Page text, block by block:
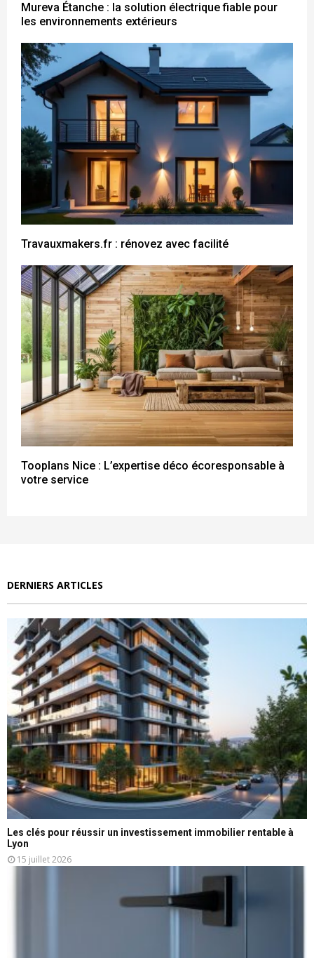
Mureva Étanche : la solution électrique fiable pour
les environnements extérieurs
Travauxmakers.fr : rénovez avec facilité
Tooplans Nice : L’expertise déco écoresponsable à
votre service
DERNIERS ARTICLES
Les clés pour réussir un investissement immobilier rentable à
Lyon
15 juillet 2026